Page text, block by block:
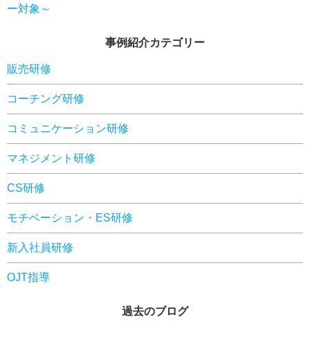
ー対象～
事例紹介カテゴリー
販売研修
コーチング研修
コミュニケーション研修
マネジメント研修
CS研修
モチベーション・ES研修
新入社員研修
OJT指導
過去のブログ